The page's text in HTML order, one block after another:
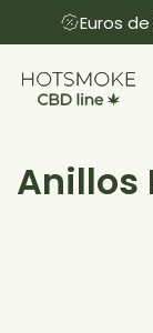
Euros
Anillos